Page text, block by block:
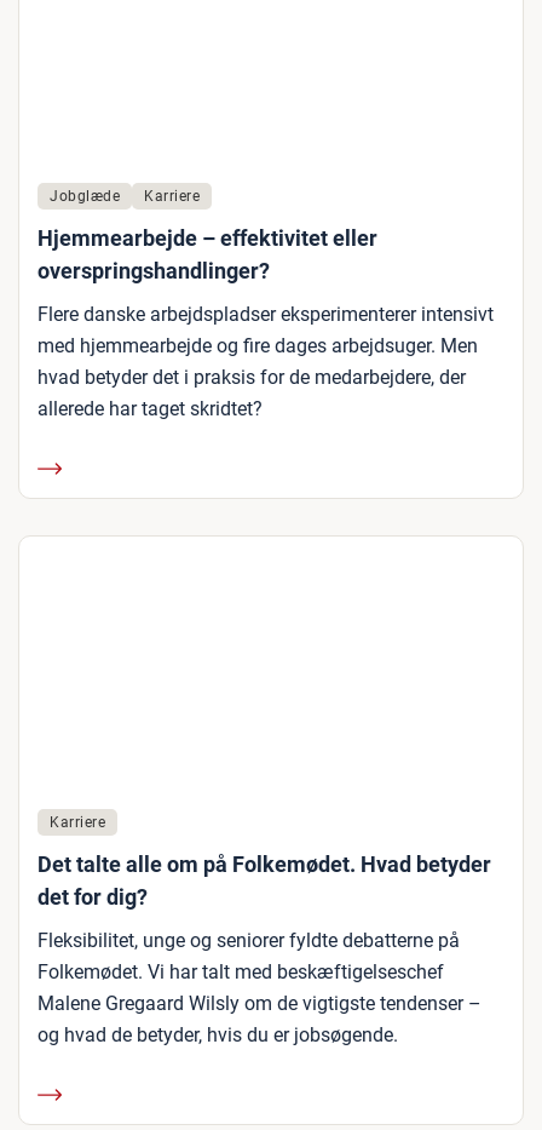
Jobglæde Karriere
Hjemmearbejde – effektivitet eller
overspringshandlinger?
Flere danske arbejdspladser eksperimenterer intensivt
med hjemmearbejde og fire dages arbejdsuger. Men
hvad betyder det i praksis for de medarbejdere, der
allerede har taget skridtet?
Karriere
Det talte alle om på Folkemødet. Hvad betyder
det for dig?
Fleksibilitet, unge og seniorer fyldte debatterne på
Folkemødet. Vi har talt med beskæftigelseschef
Malene Gregaard Wilsly om de vigtigste tendenser –
og hvad de betyder, hvis du er jobsøgende.